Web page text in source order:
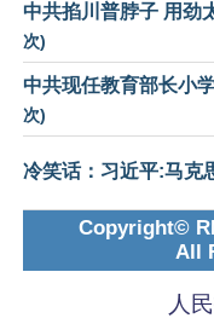
中共掐川普脖子 用劲
次)
中共现任教育部长小
次)
冷笑话：习近平:马克
Copyright©
All
人